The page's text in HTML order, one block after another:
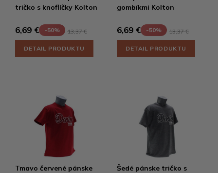
tričko s knoflíčky Kolton
6,69 € -50% 13,37 €
DETAIL PRODUKTU
gombíkmi Kolton
6,69 € -50% 13,37 €
DETAIL PRODUKTU
Tmavo červené pánske
Šedé pánske tričko s